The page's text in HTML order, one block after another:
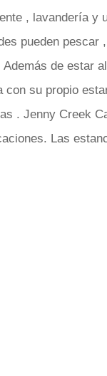
, lavandería y
pueden pescar
de estar
con su propio
. Jenny Creek
Las